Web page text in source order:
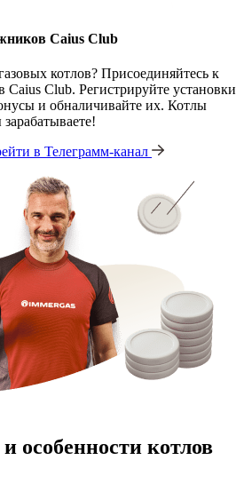
Caius Club
котлов? Присоединяйтесь к
Club. Регистрируйте установки
и обналичивайте их. Котлы
в Телеграмм-канал
особенности котлов